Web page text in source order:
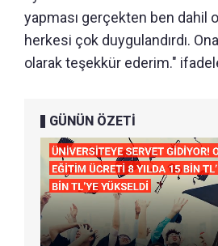
yapması gerçekten ben dahil
herkesi çok duygulandırdı.
olarak teşekkür ederim."
GÜNÜN ÖZETİ